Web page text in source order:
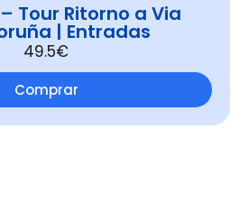
Tour Ritorno a Via
| Entradas
49.5€
Comprar